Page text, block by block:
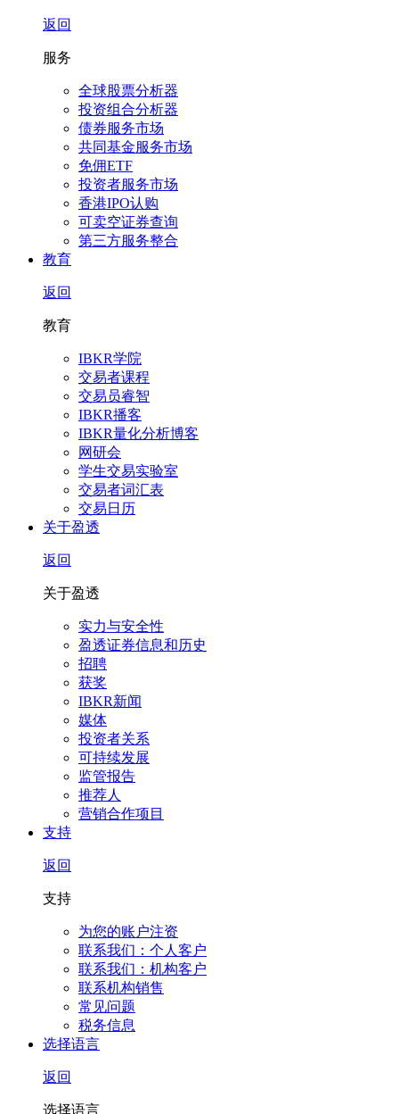
返回
服务
全球股票分析器
投资组合分析器
债券服务市场
共同基金服务市场
免佣ETF
投资者服务市场
香港IPO认购
可卖空证券查询
第三方服务整合
教育
返回
教育
IBKR学院
交易者课程
交易员睿智
IBKR播客
IBKR量化分析博客
网研会
学生交易实验室
交易者词汇表
交易日历
关于盈透
返回
关于盈透
实力与安全性
盈透证券信息和历史
招聘
获奖
IBKR新闻
媒体
投资者关系
可持续发展
监管报告
推荐人
营销合作项目
支持
返回
支持
为您的账户注资
联系我们：个人客户
联系我们：机构客户
联系机构销售
常见问题
税务信息
选择语言
返回
选择语言